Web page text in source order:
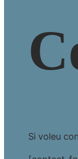
Si voleu